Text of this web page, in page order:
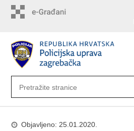
Objavljeno: 25.01.2020.